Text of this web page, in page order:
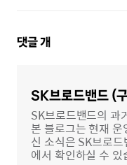
댓
댓글개
SK브로드밴드 (
SK브로드밴드의 과
본 블로그는 현재 운
신 소식은 SK브로
에서 확인하실 수 있